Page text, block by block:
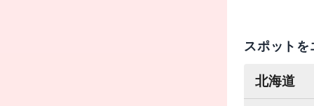
スポット
北海道